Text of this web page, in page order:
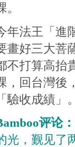
。
年法王「進
畫好三大菩
不打算高抬
，回台灣後
「驗收成績」
评论：
光，觐见了